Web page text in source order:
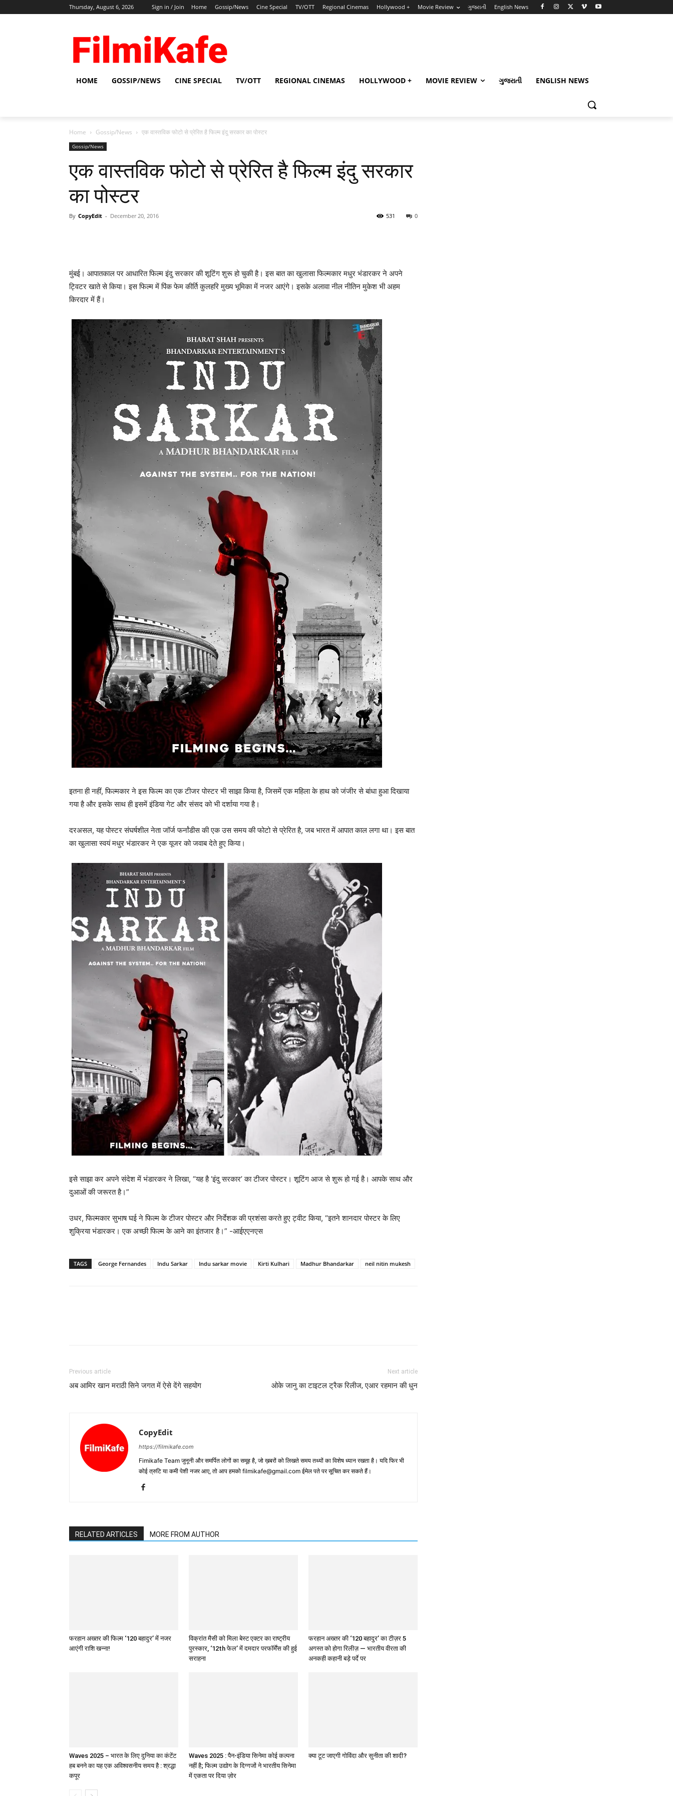
Thursday, August 6, 2026 Sign in / Join Home Gossip/News Cine Special TV/OTT Regional Cinemas Hollywood + Movie Review ગુજરાતી English News
HOME GOSSIP/NEWS CINE SPECIAL TV/OTT REGIONAL CINEMAS HOLLYWOOD + MOVIE REVIEW ગુજરાતી ENGLISH NEWS
Home Gossip/News एक वास्‍तविक फोटो से प्रेरित है फिल्‍म इंदु सरकार का पोस्‍टर
Gossip/News
एक वास्‍तविक फोटो से प्रेरित है फिल्‍म इंदु सरकार
का पोस्‍टर
By CopyEdit - December 20, 2016 0
531
मुंबई। आपातकाल पर आधारित फिल्‍म इंदु सरकार की शूटिंग शुरू हो चुकी है। इस बात का खुलासा फिल्‍मकार मधुर भंडारकर ने अपने
ट्विटर खाते से किया। इस फिल्‍म में पिंक फेम कीर्ति कुलहरि मुख्‍य भूमिका में नजर आएंगे। इसके अलावा नील नीतिन मुकेश भी अहम
किरदार में हैं।
इतना ही नहीं, फिल्‍मकार ने इस फिल्म का एक टीजर पोस्टर भी साझा किया है, जिसमें एक महिला के हाथ को जंजीर से बांधा हुआ दिखाया
गया है और इसके साथ ही इसमें इंडिया गेट और संसद को भी दर्शाया गया है।
दरअसल, यह पोस्‍टर संघर्षशील नेता जॉर्ज फर्नांडीस की एक उस समय की फोटो से प्रेरित है, जब भारत में आपात काल लगा था। इस बात
का खुलासा स्‍वयं मधुर भंडारकर ने एक यूजर को जवाब देते हुए किया।
इसे साझा कर अपने संदेश में भंडारकर ने लिखा, “यह है ‘इंदु सरकार’ का टीजर पोस्टर। शूटिंग आज से शुरू हो गई है। आपके साथ और
दुआओं की जरूरत है।”
उधर, फिल्मकार सुभाष घई ने फिल्म के टीजर पोस्टर और निर्देशक की प्रशंसा करते हुए ट्वीट किया, “इतने शानदार पोस्टर के लिए
शुक्रिया भंडारकर। एक अच्छी फिल्म के आने का इंतजार है।” -आईएएनएस
TAGS George Fernandes Indu Sarkar Indu sarkar movie Kirti Kulhari Madhur Bhandarkar neil nitin mukesh
Previous article
अब आमिर खान मराठी सिने जगत में ऐसे देंगे सहयोग
Next article
ओके जानु का टाइटल ट्रैक रिलीज, एआर रहमान की धुन
CopyEdit
https://filmikafe.com
Fimikafe Team जुनूनी और समर्पित लोगों का समूह है, जो ख़बरों को लिखते समय तथ्‍यों का विशेष ध्‍यान रखता है। यदि फिर भी
कोई त्रुटि या कमी पेशी नजर आए, तो आप हमको filmikafe@gmail.com ईमेल पते पर सूचित कर सकते हैं।
RELATED ARTICLES MORE FROM AUTHOR
फरहान अख्तर की फिल्म ‘120 बहादुर’ में नजर
आएंगी राशि खन्ना!
विक्रांत मैसी को मिला बेस्ट एक्टर का राष्ट्रीय
पुरस्कार, ‘12th फेल’ में दमदार परफॉर्मेंस की हुई
सराहना
फरहान अख्तर की ‘120 बहादुर’ का टीज़र 5
अगस्त को होगा रिलीज़ — भारतीय वीरता की
अनकही कहानी बड़े पर्दे पर
Waves 2025 – भारत के लिए दुनिया का कंटेंट
हब बनने का यह एक अविश्वसनीय समय है : श्रद्धा
कपूर
Waves 2025 : पैन-इंडिया सिनेमा कोई कल्पना
नहीं है; फिल्म उद्योग के दिग्गजों ने भारतीय सिनेमा
में एकता पर दिया ज़ोर
क्या टूट जाएगी गोविंदा और सुनीता की शादी?